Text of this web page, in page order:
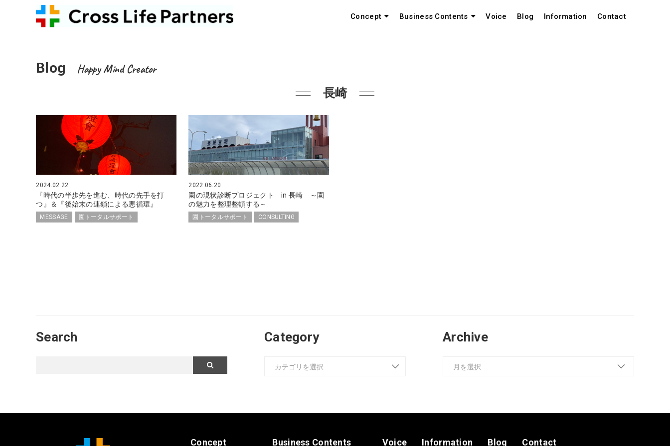
Concept Business Contents Voice Blog Information Contact
Blog Happy Mind Creator
長崎
2024.02.22
『時代の半歩先を進む、時代の先手を打
つ』＆『後始末の連鎖による悪循環』
MESSAGE 園トータルサポート
2022.06.20
園の現状診断プロジェクト in 長崎 ～園
の魅力を整理整頓する～
園トータルサポート CONSULTING
Search Category Archive
Concept Business Contents Voice Information Blog Contact